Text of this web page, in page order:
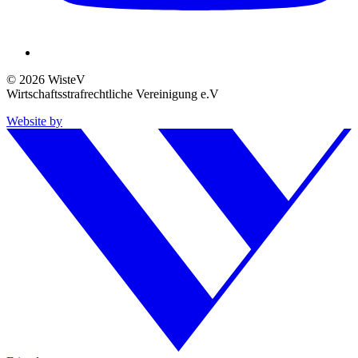
© 2026 WisteV
Wirtschaftsstrafrechtliche Vereinigung e.V
Website by